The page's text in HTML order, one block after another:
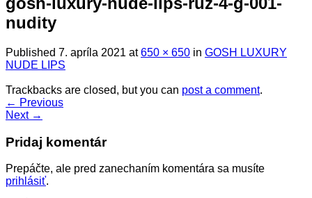
nudity
Published 7. apríla 2021 at650 × 650 in GOSH LUXURY
NUDE LIPS
Trackbacks are closed, but you can post a comment.
← Previous
Next →
Pridaj komentár
Prepáčte, ale pred zanechaním komentára sa musíte
prihlásiť.